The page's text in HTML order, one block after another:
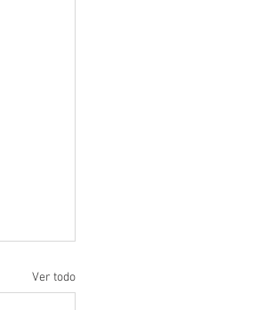
Ver todo